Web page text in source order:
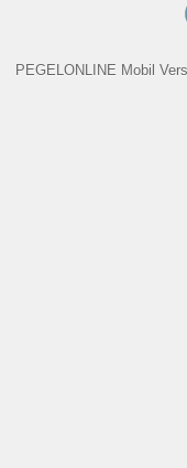
PEGELONLINE Mobil